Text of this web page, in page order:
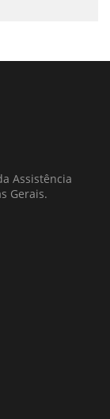
Assistência
Gerais.